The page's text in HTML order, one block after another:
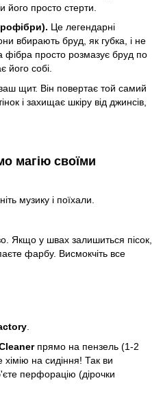
просто стерти.
Це легендарні
вбирають бруд, як губка, і не
просто розмазує бруд по
собі.
щит. Він повертає той самий
і захищає шкіру від джинсів,
магію своїми
музику і поїхали.
Якщо у швах залишиться пісок,
фарбу. Висмокчіть все
.
прямо на пензель (1-2
хімію на сидіння! Так ви
перфорацію (дірочки